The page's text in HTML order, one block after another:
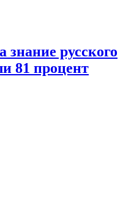
русского
81 процент